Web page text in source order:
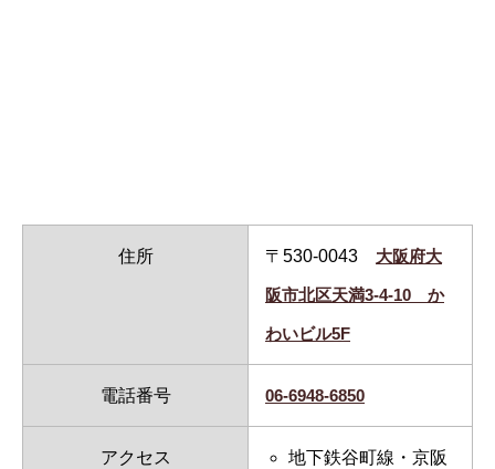
住所 〒530-0043 大阪府大
阪市北区天満3-4-10 か
わいビル5F
電話番号 06-6948-6850
アクセス 地下鉄谷町線・京阪